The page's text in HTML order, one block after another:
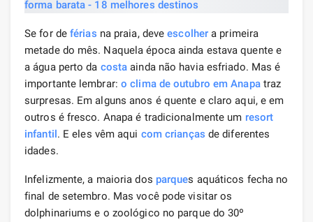
Se for de férias na praia, deveescolher a primeira
metade do mês. Naquela época ainda estava quente e
a água perto da costa ainda não havia esfriado. Mas é
importante lembrar: o clima de outubro em Anapatraz
surpresas. Em alguns anos é quente e claro aqui, e em
outros é fresco. Anapa é tradicionalmente um resort
infantil. E eles vêm aqui com crianças de diferentes
idades.
Infelizmente, a maioria dos parques aquáticos fecha no
final de setembro. Mas você pode visitar os
dolphinariums e o zoológico no parque do 30º